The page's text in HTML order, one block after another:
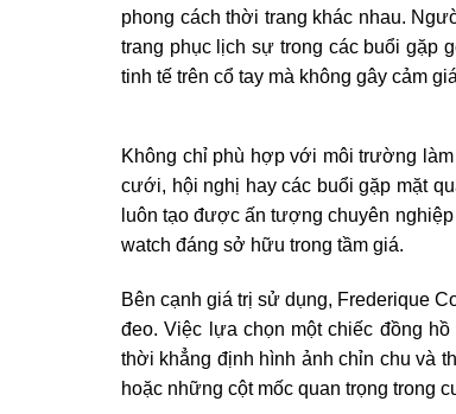
phong cách thời trang khác nhau.
trang phục lịch sự trong các buổi gặp
tinh tế trên cổ tay mà không gây cảm
Không chỉ phù hợp với môi trường
cưới, hội nghị hay các buổi gặp mặt
luôn tạo được ấn tượng chuyên
watch đáng sở hữu trong tầm giá.
Bên cạnh giá trị sử dụng, Frederique
đeo. Việc lựa chọn một chiếc đồng
thời khẳng định hình ảnh chỉn chu và
hoặc những cột mốc quan trọng trong